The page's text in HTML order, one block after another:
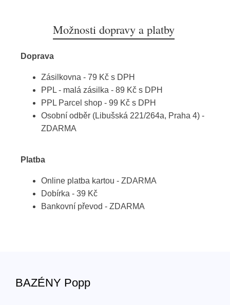
Možnosti dopravy a platby
Doprava
Zásilkovna - 79 Kč s DPH
PPL - malá zásilka - 89 Kč s DPH
PPL Parcel shop - 99 Kč s DPH
Osobní odběr (Libušská 221/264a, Praha 4) -
ZDARMA
Platba
Online platba kartou - ZDARMA
Dobírka - 39 Kč
Bankovní převod - ZDARMA
BAZÉNY Popp